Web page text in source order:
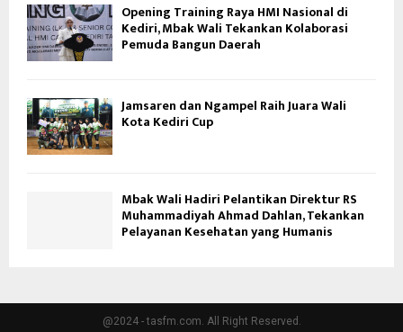
Opening Training Raya HMI Nasional di
Kediri, Mbak Wali Tekankan Kolaborasi
Pemuda Bangun Daerah
Jamsaren dan Ngampel Raih Juara Wali
Kota Kediri Cup
Mbak Wali Hadiri Pelantikan Direktur RS
Muhammadiyah Ahmad Dahlan, Tekankan
Pelayanan Kesehatan yang Humanis
@2024 - tasfm.com. All Right Reserved.